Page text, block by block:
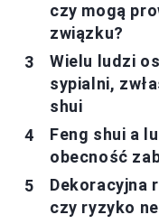
czy mogą
związku?
Wielu ludzi
sypialni,
shui
Feng shui a
obecność
Dekoracyjna
czy ryzyko